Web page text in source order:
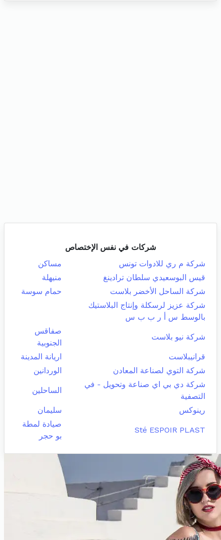
شركات في نفس الإختصاص
شركة م ري للادوات تونس
مساكن
قيس البوسعيدي سلطان ترادينغ
منيهلة
شركة الساحل الأخضر بلاست
حمام سوسة
شركة عزيز لرسكلة وإنتاج البلاستيك
بالوسط س أ ر ب ب س
شركة نيو بلاست
صفاقس
الجنوبية
قرانيبلاست
اريانة المدينة
شركة التوي لصناعة المعادن
الوردانين
شركة دي بي اي صناعة وتحويل - في
التصفية
الساحلين
رينوكس سليمان
Sté ESPOIR PLAST
صيادة لمطة
بو حجر